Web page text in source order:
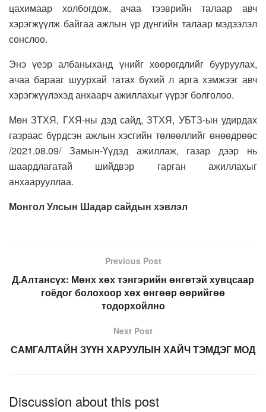
цахимаар холбогдож, ачаа тээврийн талаар авч
хэрэгжүүлж байгаа ажлын үр дүнгийн талаар мэдээлэл
сонслоо.
Энэ үеэр албаныханд үнийг хөөрөгдлийг бууруулах,
ачаа барааг шуурхай татах бүхий л арга хэмжээг авч
хэрэгжүүлэхэд анхаарч ажиллахыг үүрэг болголоо.
Мөн ЗТХЯ, ГХЯ-ны дэд сайд, ЗТХЯ, УБТЗ-ын удирдах
газраас бүрдсэн ажлын хэсгийн төлөөллийг өнөөдрөөс
/2021.08.09/ Замын-Үүдэд ажиллаж, газар дээр нь
шаардлагатай шийдвэр гарган ажиллахыг
анхаарууллаа.
Монгол Улсын Шадар сайдын хэвлэл
Previous Post
Д.Алтансүх: Мөнх хөх тэнгэрийн өнгөтэй хувцсаар
гоёдог болохоор хөх өнгөөр өөрийгөө
тодорхойлно
Next Post
САМГАЛТАЙН ЗҮҮН ХАРУУЛЫН ХАЙЧ ТЭМДЭГ МОД
Discussion about this post